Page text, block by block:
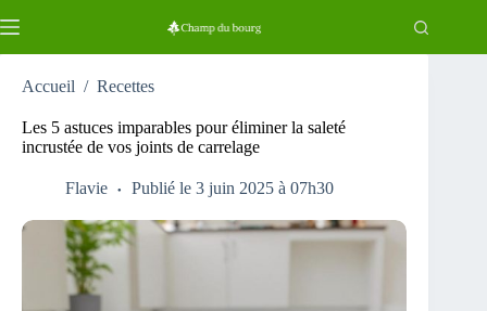
au
Accueil / Recettes
Les 5 astuces imparables pour éliminer la saleté
incrustée de vos joints de carrelage
Flavie Publié le 3 juin 2025 à 07h30